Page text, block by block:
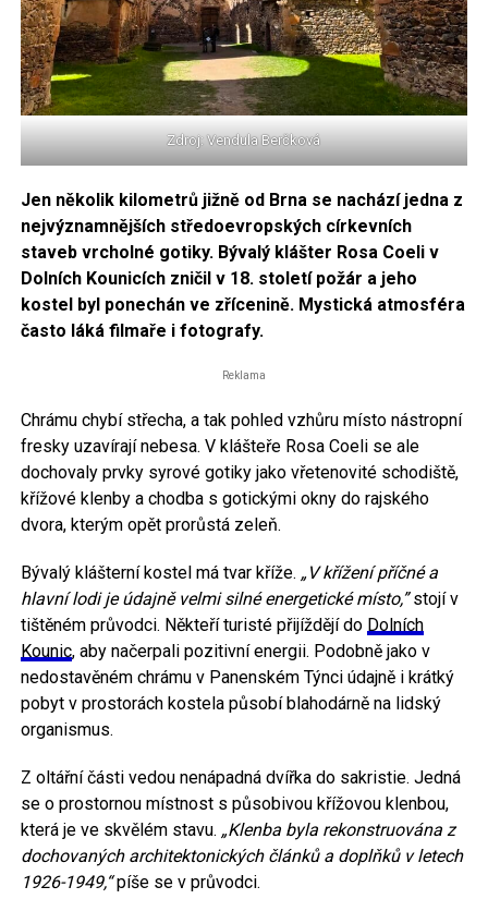
Zdroj: Vendula Berčková
Jen několik kilometrů jižně od Brna se nachází jedna z
nejvýznamnějších středoevropských církevních
staveb vrcholné gotiky. Bývalý klášter Rosa Coeli v
Dolních Kounicích zničil v 18. století požár a jeho
kostel byl ponechán ve zřícenině. Mystická atmosféra
často láká filmaře i fotografy.
Reklama
Chrámu chybí střecha, a tak pohled vzhůru místo nástropní
fresky uzavírají nebesa. V klášteře Rosa Coeli se ale
dochovaly prvky syrové gotiky jako vřetenovité schodiště,
křížové klenby a chodba s gotickými okny do rajského
dvora, kterým opět prorůstá zeleň.
Bývalý klášterní kostel má tvar kříže. „V křížení příčné a
hlavní lodi je údajně velmi silné energetické místo,”stojí v
tištěném průvodci. Někteří turisté přijíždějí do Dolních
Kounic, aby načerpali pozitivní energii. Podobně jako v
nedostavěném chrámu v Panenském Týnci údajně i krátký
pobyt v prostorách kostela působí blahodárně na lidský
organismus.
Z oltářní části vedou nenápadná dvířka do sakristie. Jedná
se o prostornou místnost s působivou křížovou klenbou,
která je ve skvělém stavu. „Klenba byla rekonstruována z
dochovaných architektonických článků a doplňků v letech
1926-1949,“píše se v průvodci.